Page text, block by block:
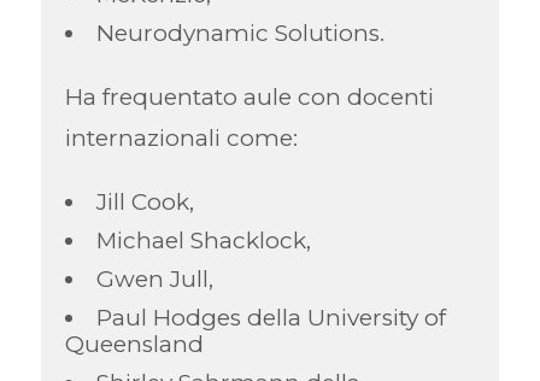
Neurodynamic Solutions.
Ha frequentato aule con docenti
internazionali come:
Jill Cook,
Michael Shacklock,
Gwen Jull,
Paul Hodges della University of
Queensland